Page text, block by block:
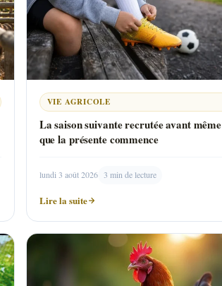
VIE AGRICOLE
La saison suivante recrutée avant même
que la présente commence
lundi 3 août 2026 3 min de lecture
Lire la suite